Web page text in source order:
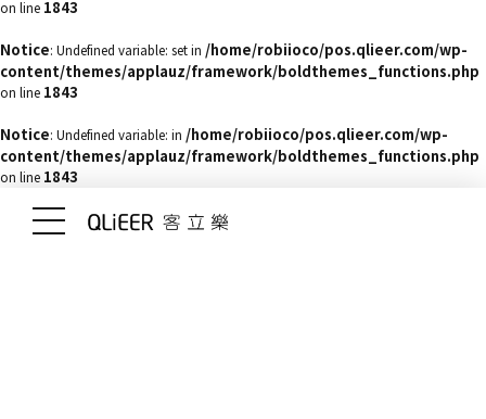
on line 1843
Notice: Undefined variable: set in /home/robiioco/pos.qlieer.com/wp-
content/themes/applauz/framework/boldthemes_functions.php
on line 1843
Notice: Undefined variable: in /home/robiioco/pos.qlieer.com/wp-
content/themes/applauz/framework/boldthemes_functions.php
on line 1843